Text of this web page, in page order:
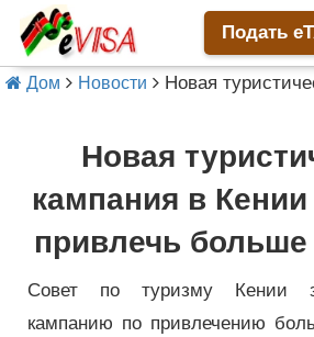
Подать
Дом Новости Новая туристическая кампания в
Новая
кампания в
привлечь больше
Совет по туризму Кении
кампанию по привлечению